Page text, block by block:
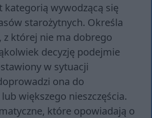
kategorią wywodzącą się
starożytnych. Określa
z której nie ma dobrego
decyzję podejmie
w sytuacji
ona do
większego nieszczęścia.
które opowiadają o